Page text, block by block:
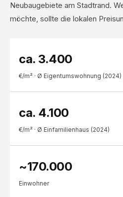
Neubaugebiete am Stadtrand.
möchte, sollte die lokalen
ca. 3.400
€/m² · Ø Eigentumswohnung (2024)
ca. 4.100
€/m² · Ø Einfamilienhaus (2024)
~170.000
Einwohner